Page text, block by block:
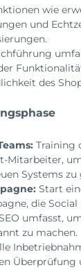
wie
und
des
Training
Mitarbeiter,
Systems zu
Start
die Social
umfasst,
zu machen.
Überprüfung